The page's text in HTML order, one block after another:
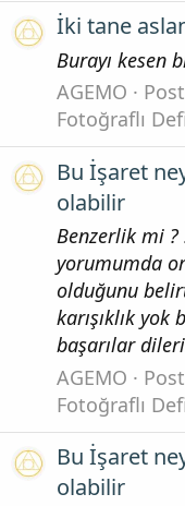
İki tane
Burayı kesen
AGEMO
Fotoğraflı
Bu İşaret
olabilir
Benzerlik mi ?
yorumumda
olduğunu
karışıklık
başarılar
AGEMO
Fotoğraflı
Bu İşaret
olabilir